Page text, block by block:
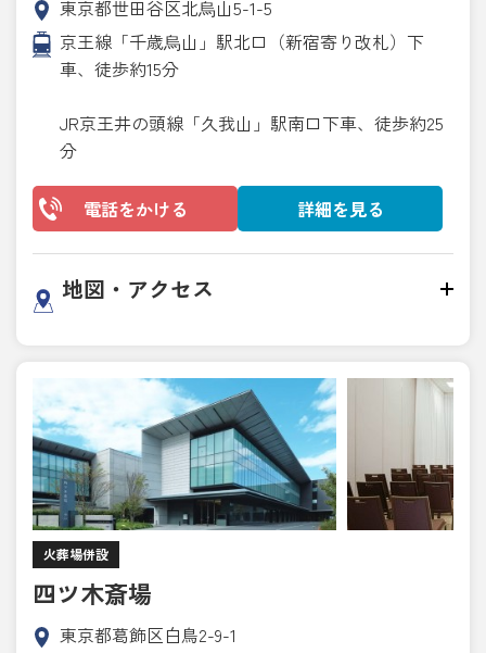
東京都世田谷区北烏山5-1-5
京王線「千歳烏山」駅北口（新宿寄り改札）下
車、徒歩約15分
JR京王井の頭線「久我山」駅南口下車、徒歩約25
分
電話をかける 詳細を見る
地図・アクセス
火葬場併設
四ツ木斎場
東京都葛飾区白鳥2-9-1